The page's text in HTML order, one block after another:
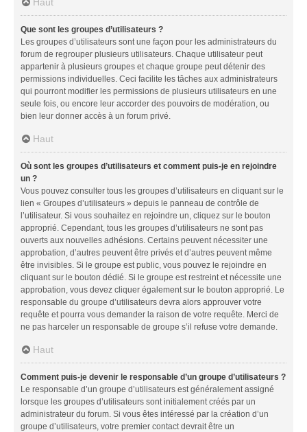
Que sont les groupes d’utilisateurs ?
Les groupes d’utilisateurs sont une façon pour les administrateurs du
forum de regrouper plusieurs utilisateurs. Chaque utilisateur peut
appartenir à plusieurs groupes et chaque groupe peut détenir des
permissions individuelles. Ceci facilite les tâches aux administrateurs
qui pourront modifier les permissions de plusieurs utilisateurs en une
seule fois, ou encore leur accorder des pouvoirs de modération, ou
bien leur donner accès à un forum privé.
Haut
Où sont les groupes d’utilisateurs et comment puis-je en rejoindre
un ?
Vous pouvez consulter tous les groupes d’utilisateurs en cliquant sur le
lien « Groupes d’utilisateurs » depuis le panneau de contrôle de
l’utilisateur. Si vous souhaitez en rejoindre un, cliquez sur le bouton
approprié. Cependant, tous les groupes d’utilisateurs ne sont pas
ouverts aux nouvelles adhésions. Certains peuvent nécessiter une
approbation, d’autres peuvent être privés et d’autres peuvent même
être invisibles. Si le groupe est public, vous pouvez le rejoindre en
cliquant sur le bouton dédié. Si le groupe est restreint et nécessite une
approbation, vous devez cliquer également sur le bouton approprié. Le
responsable du groupe d’utilisateurs devra alors approuver votre
requête et pourra vous demander la raison de votre requête. Merci de
ne pas harceler un responsable de groupe s’il refuse votre demande.
Haut
Comment puis-je devenir le responsable d’un groupe d’utilisateurs ?
Le responsable d’un groupe d’utilisateurs est généralement assigné
lorsque les groupes d’utilisateurs sont initialement créés par un
administrateur du forum. Si vous êtes intéressé par la création d’un
groupe d’utilisateurs, votre premier contact devrait être un